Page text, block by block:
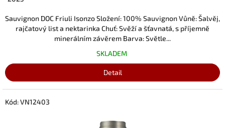
Sauvignon DOC Friuli Isonzo Složení: 100% Sauvignon Vůně: Šalvěj,
rajčatový list a nektarinka Chuť: Svěží a šťavnatá, s příjemně
minerálním závěrem Barva: Světle...
SKLADEM
Detail
Kód:VN12403